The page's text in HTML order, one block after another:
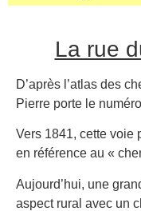
La rue
D’après l’atlas des
Pierre porte le
Vers 1841, cette voie
en référence au «
Aujourd’hui, une
aspect rural avec un